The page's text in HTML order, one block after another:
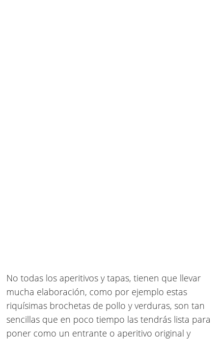
No todas los aperitivos y tapas, tienen que llevar
mucha elaboración, como por ejemplo estas
riquísimas brochetas de pollo y verduras, son tan
sencillas que en poco tiempo las tendrás lista para
poner como un entrante o aperitivo original y